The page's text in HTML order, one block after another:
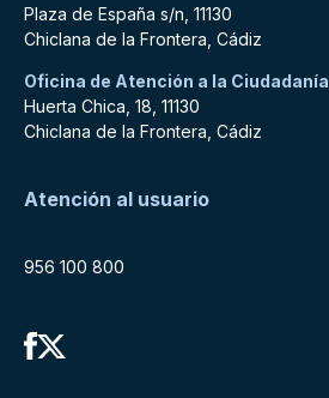
Plaza de España s/n, 11130
Chiclana de la Frontera, Cádiz
Oficina de Atención a la Ciudadanía
Huerta Chica, 18, 11130
Chiclana de la Frontera, Cádiz
Atención al usuario
956 100 800